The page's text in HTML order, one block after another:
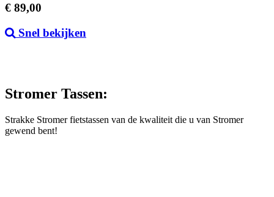
Prijs
€ 89,00
Snel bekijken
Stromer Tassen:
Strakke Stromer fietstassen van de kwaliteit die u van Stromer
gewend bent!